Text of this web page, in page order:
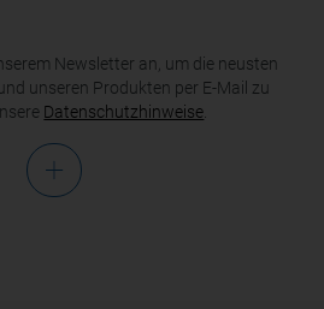
Newsletter an, um die neusten
unseren Produkten per E-Mail zu
Datenschutzhinweise.